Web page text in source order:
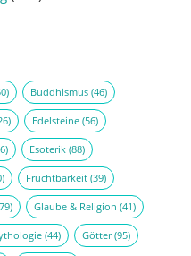
Buddhismus(46)
Edelsteine(56)
Esoterik(88)
Fruchtbarkeit(39)
Glaube & Religion (41)
(44) Götter(95)